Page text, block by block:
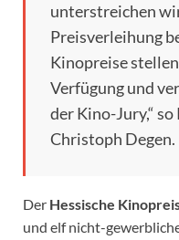
unterstreichen
Preisverleihung
Kinopreise
Verfügung und
der Kino-Jury,“
Christoph Degen.
Der Hessische
und elf nicht-